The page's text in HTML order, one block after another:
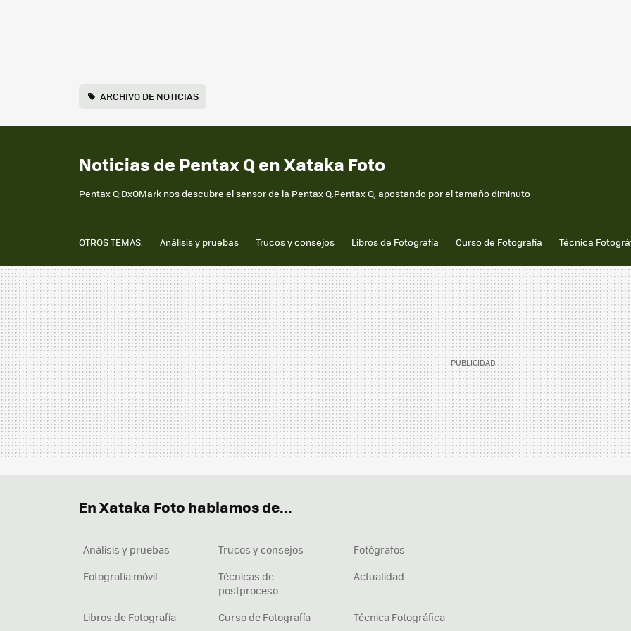
ARCHIVO DE NOTICIAS
Noticias de Pentax Q en Xataka Foto
Pentax Q:DxOMark nos descubre el sensor de la Pentax Q.Pentax Q, apostando por el tamaño diminuto
OTROS TEMAS: Análisis y pruebas Trucos y consejos Libros de Fotografía Curso de Fotografía Técnica
En Xataka Foto hablamos de...
Análisis y pruebas Trucos y consejos
Fotógrafos
Fotografía móvil
Técnicas de
postproceso
Actualidad
Libros de Fotografía Curso de Fotografía Técnica Fotográfica